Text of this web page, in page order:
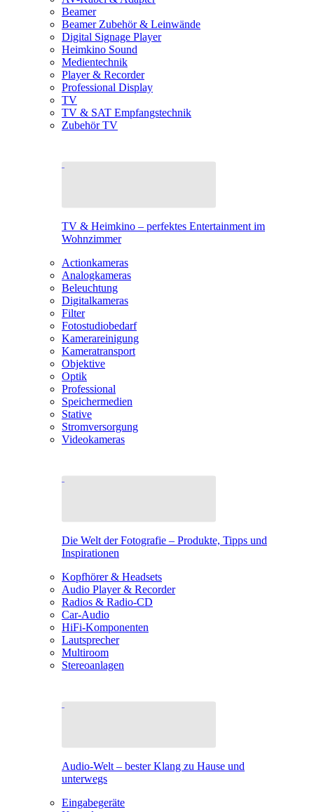
Beamer
Beamer Zubehör & Leinwände
Digital Signage Player
Heimkino Sound
Medientechnik
Player & Recorder
Professional Display
TV
TV & SAT Empfangstechnik
Zubehör TV
TV & Heimkino – perfektes Entertainment im
Wohnzimmer
Actionkameras
Analogkameras
Beleuchtung
Digitalkameras
Filter
Fotostudiobedarf
Kamerareinigung
Kameratransport
Objektive
Optik
Professional
Speichermedien
Stative
Stromversorgung
Videokameras
Die Welt der Fotografie – Produkte, Tipps und
Inspirationen
Kopfhörer & Headsets
Audio Player & Recorder
Radios & Radio-CD
Car-Audio
HiFi-Komponenten
Lautsprecher
Multiroom
Stereoanlagen
Audio-Welt – bester Klang zu Hause und
unterwegs
Eingabegeräte